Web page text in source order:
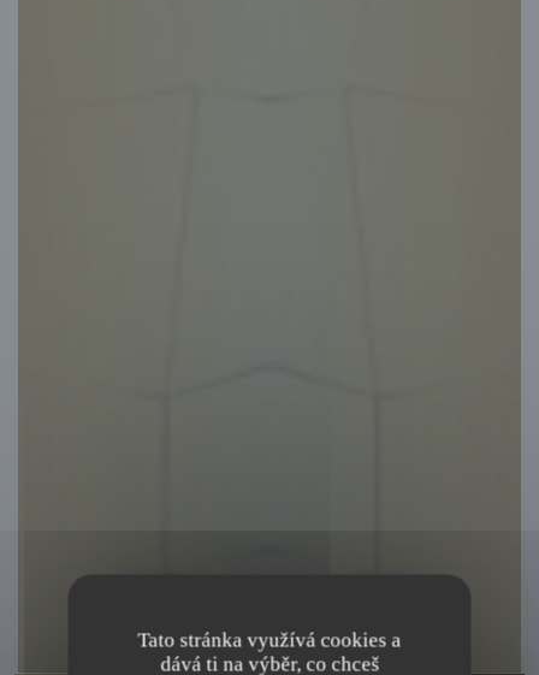
Tato stránka využívá cookies a
dává ti na výběr, co chceš